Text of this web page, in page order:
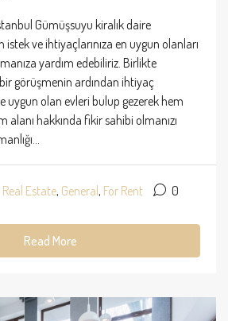
Gümüşsuyu kiralık daire
istek ve ihtiyaçlarınıza en uygun olanları
yardım edebiliriz. Birlikte
görüşmenin ardından ihtiyaç
uygun olan evleri bulup gezerek hem
alanı hakkında fikir sahibi olmanızı
Real Estate, General, For Rent 0
Read More